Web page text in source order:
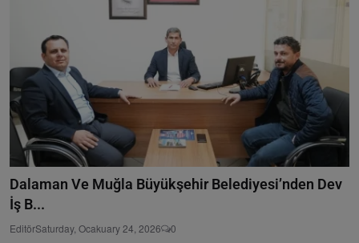
Dalaman Ve Muğla Büyükşehir Belediyesi’nden Dev
İş B...
EditörSaturday, Ocakuary 24, 2026 0